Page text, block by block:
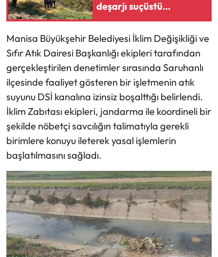
deşarjı suçüstü
yakalandı
Manisa Büyükşehir Belediyesi İklim Değişikliği ve
Sıfır Atık Dairesi Başkanlığı ekipleri tarafından
gerçekleştirilen denetimler sırasında Saruhanlı
ilçesinde faaliyet gösteren bir işletmenin atık
suyunu DSİ kanalına izinsiz boşalttığı belirlendi.
İklim Zabıtası ekipleri, jandarma ile koordineli bir
şekilde nöbetçi savcılığın talimatıyla gerekli
birimlere konuyu ileterek yasal işlemlerin
başlatılmasını sağladı.